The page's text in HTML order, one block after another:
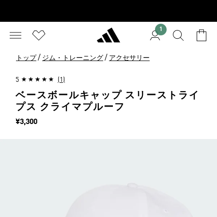
1
トップ / ジム・トレーニング / アクセサリー
5 (1)
ベースボールキャップ スリーストライ
プス クライマプルーフ
価格
¥3,300